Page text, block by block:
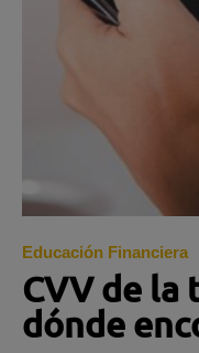
Educación Financiera
CVV de la
dónde